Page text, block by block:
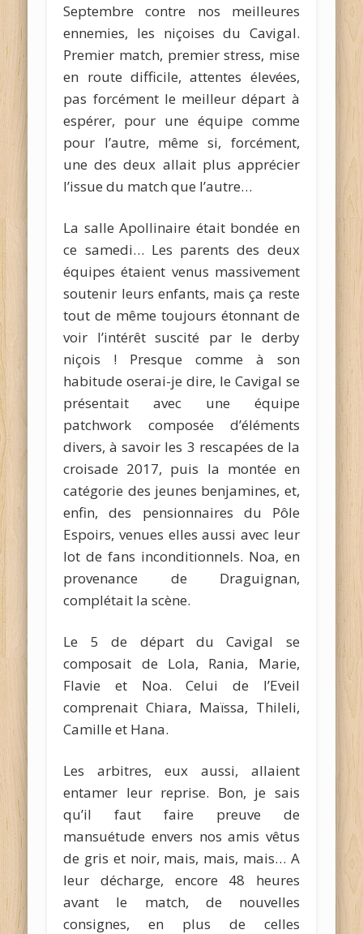
Septembre contre nos meilleures
ennemies, les niçoises du Cavigal.
Premier match, premier stress, mise
en route difficile, attentes élevées,
pas forcément le meilleur départ à
espérer, pour une équipe comme
pour l’autre, même si, forcément,
une des deux allait plus apprécier
l’issue du match que l’autre…
La salle Apollinaire était bondée en
ce samedi… Les parents des deux
équipes étaient venus massivement
soutenir leurs enfants, mais ça reste
tout de même toujours étonnant de
voir l’intérêt suscité par le derby
niçois ! Presque comme à son
habitude oserai-je dire, le Cavigal se
présentait avec une équipe
patchwork composée d’éléments
divers, à savoir les 3 rescapées de la
croisade 2017, puis la montée en
catégorie des jeunes benjamines, et,
enfin, des pensionnaires du Pôle
Espoirs, venues elles aussi avec leur
lot de fans inconditionnels. Noa, en
provenance de Draguignan,
complétait la scène.
Le 5 de départ du Cavigal se
composait de Lola, Rania, Marie,
Flavie et Noa. Celui de l’Eveil
comprenait Chiara, Maïssa, Thileli,
Camille et Hana.
Les arbitres, eux aussi, allaient
entamer leur reprise. Bon, je sais
qu’il faut faire preuve de
mansuétude envers nos amis vêtus
de gris et noir, mais, mais, mais… A
leur décharge, encore 48 heures
avant le match, de nouvelles
consignes, en plus de celles